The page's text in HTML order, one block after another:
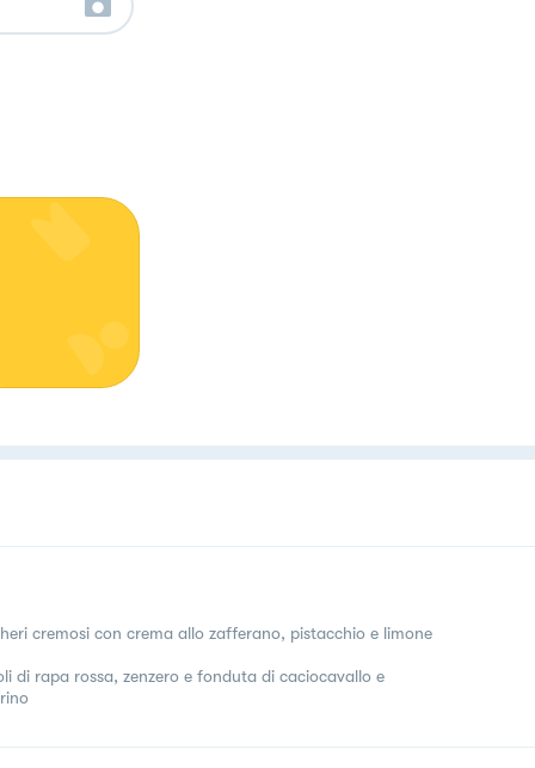
cremosi con crema allo zafferano, pistacchio e limone
di rapa rossa, zenzero e fonduta di caciocavallo e